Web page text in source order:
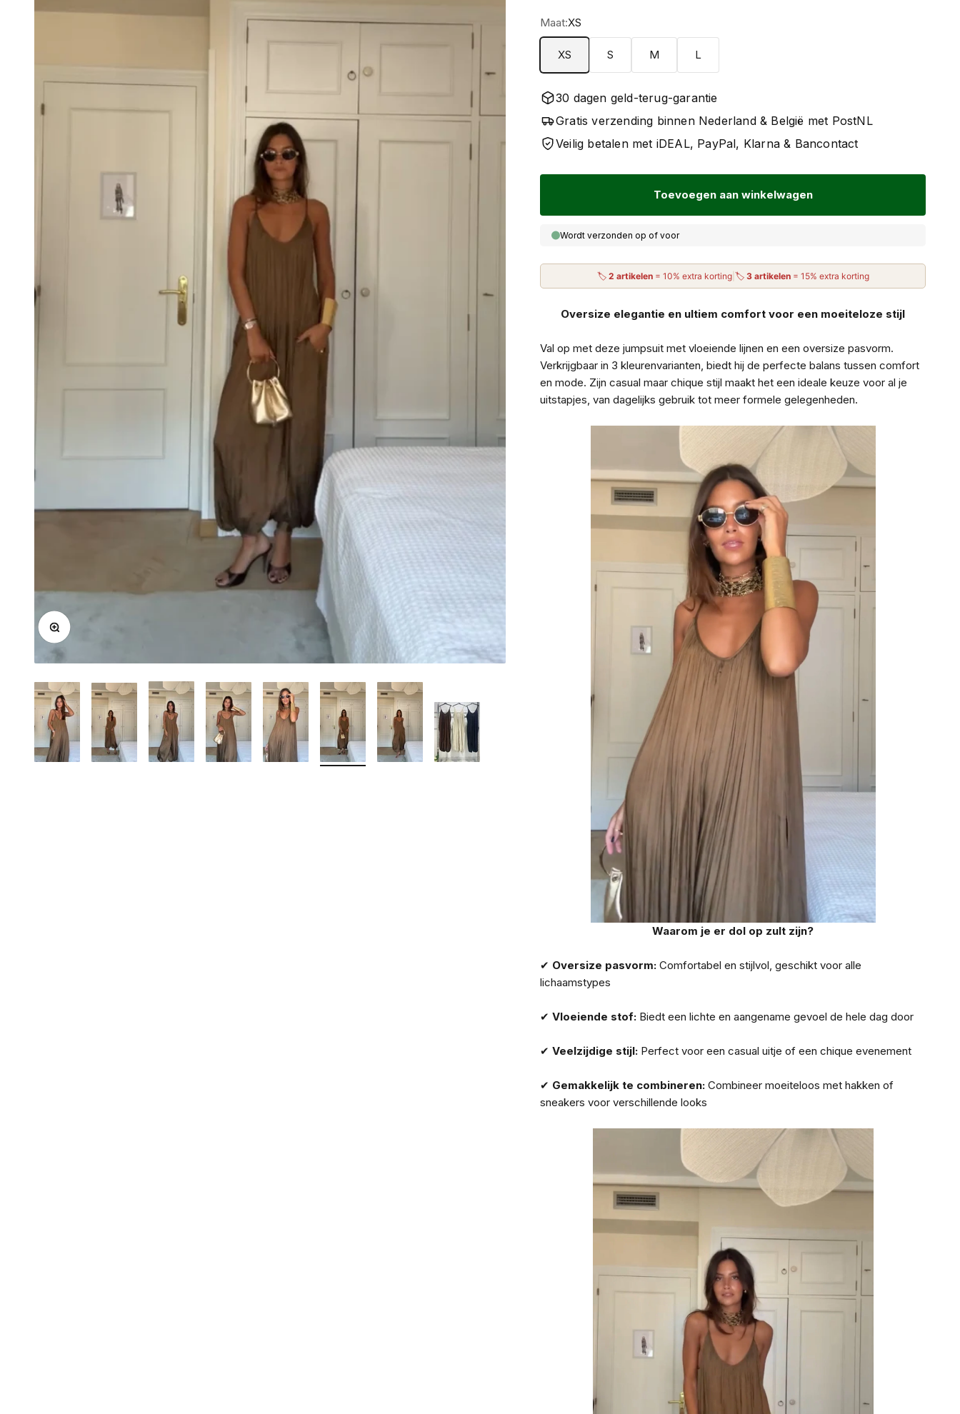
In-/uitzoomen
Maat:XS
XS S M L
30 dagen geld-terug-garantie
Gratis verzending binnen Nederland & België met PostNL
Veilig betalen met iDEAL, PayPal, Klarna & Bancontact
Toevoegen aan winkelwagen
Wordt verzonden op of voor
🏷 2 artikelen= 10% extra korting| 🏷 3 artikelen= 15% extra korting
Oversize elegantie en ultiem comfort voor een moeiteloze stijl
Val op met deze jumpsuit met vloeiende lijnen en een oversize pasvorm.
Verkrijgbaar in 3 kleurenvarianten, biedt hij de perfecte balans tussen comfort
en mode. Zijn casual maar chique stijl maakt het een ideale keuze voor al je
uitstapjes, van dagelijks gebruik tot meer formele gelegenheden.
Waarom je er dol op zult zijn?
✔ Oversize pasvorm: Comfortabel en stijlvol, geschikt voor alle
lichaamstypes
✔ Vloeiende stof: Biedt een lichte en aangename gevoel de hele dag door
✔ Veelzijdige stijl: Perfect voor een casual uitje of een chique evenement
✔ Gemakkelijk te combineren: Combineer moeiteloos met hakken of
sneakers voor verschillende looks